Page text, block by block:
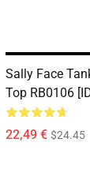
Sally Face
Top RB0106
22,49 € $24.45